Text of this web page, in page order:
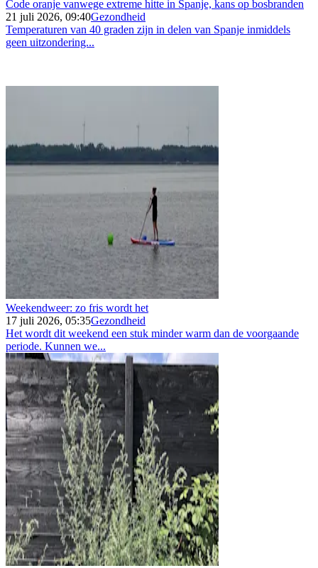
Code oranje vanwege extreme hitte in Spanje, kans op bosbranden
21 juli 2026, 09:40Gezondheid
Temperaturen van 40 graden zijn in delen van Spanje inmiddels
geen uitzondering...
Weekendweer: zo fris wordt het
17 juli 2026, 05:35Gezondheid
Het wordt dit weekend een stuk minder warm dan de voorgaande
periode. Kunnen we...